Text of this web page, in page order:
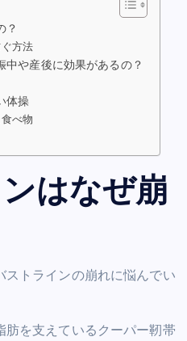
？
方法
中や産後に効果があるの？
体操
べ物
はなぜ崩
トラインの崩れに悩んでい
肪を支えているクーパー靭帯